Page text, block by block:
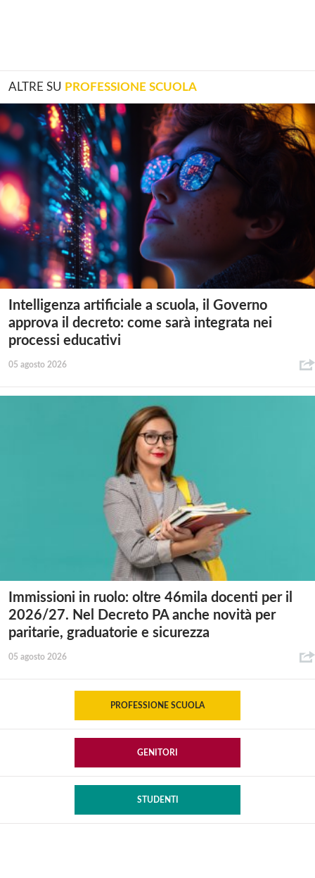
ALTRE SU PROFESSIONE SCUOLA
Intelligenza artificiale a scuola, il Governo
approva il decreto: come sarà integrata nei
processi educativi
05 agosto 2026
Immissioni in ruolo: oltre 46mila docenti per il
2026/27. Nel Decreto PA anche novità per
paritarie, graduatorie e sicurezza
05 agosto 2026
PROFESSIONE SCUOLA
GENITORI
STUDENTI